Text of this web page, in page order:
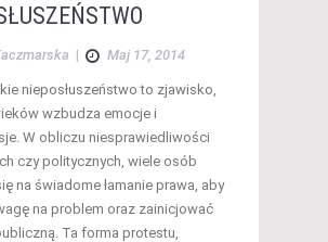
| Maj 17, 2014
nieposłuszeństwo to zjawisko,
wzbudza emocje i
W obliczu niesprawiedliwości
czy politycznych, wiele osób
na świadome łamanie prawa, aby
na problem oraz zainicjować
Ta forma protestu,